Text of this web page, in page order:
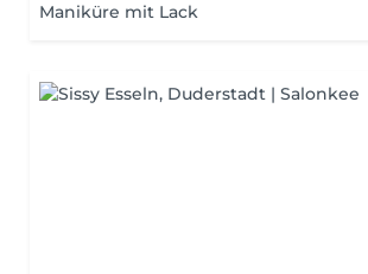
Maniküre mit Lack